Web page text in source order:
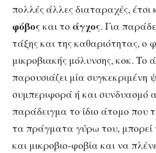
πολλές άλλες διαταραχές, έτσι
φόβος και το άγχος. Για
τάξης και της καθαριότητας, ο
μικροβιακής μόλυνσης, κοκ. Το
παρουσιάζει μία συγκεκριμένη
συμπεριφορά ή και συνδυασμό
παράδειγμα το ίδιο άτομο που
τα πράγματα γύρω του, μπορεί
και μικροβιο-φοβία και να